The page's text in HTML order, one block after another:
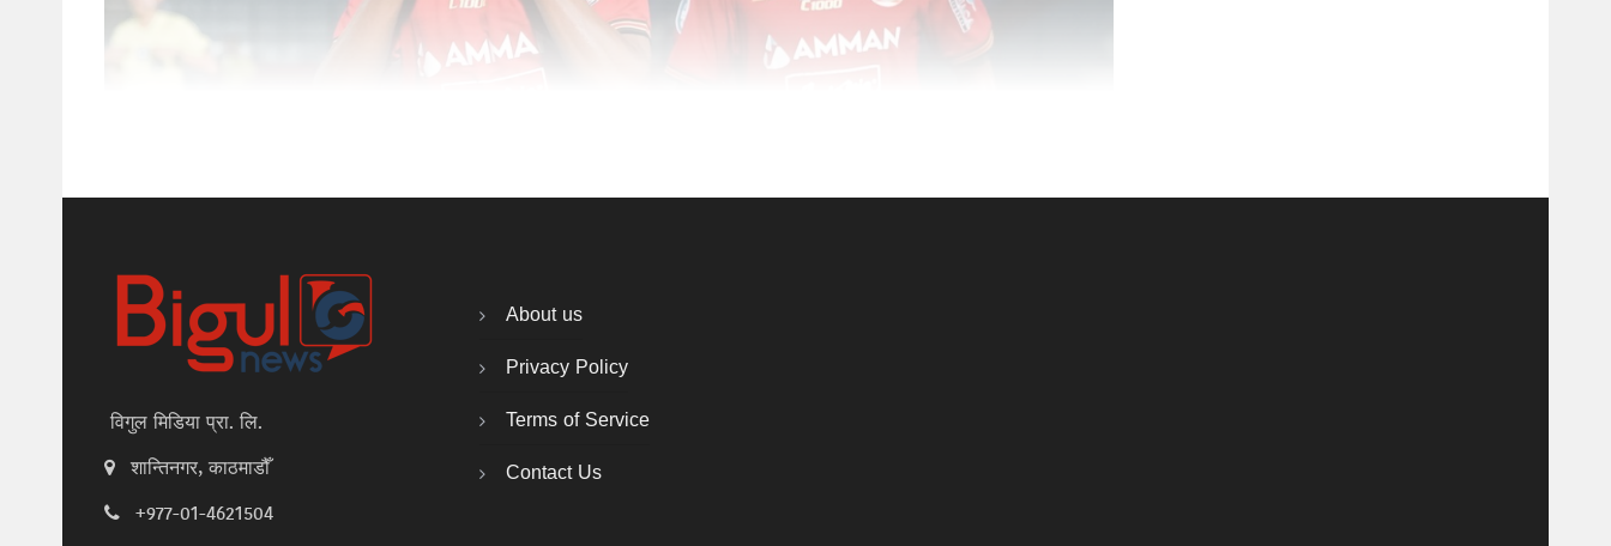
विगुल मिडिया प्रा. लि.
शान्तिनगर, काठमाडौँ
+977-01-4621504
About us
Privacy Policy
Terms of Service
Contact Us